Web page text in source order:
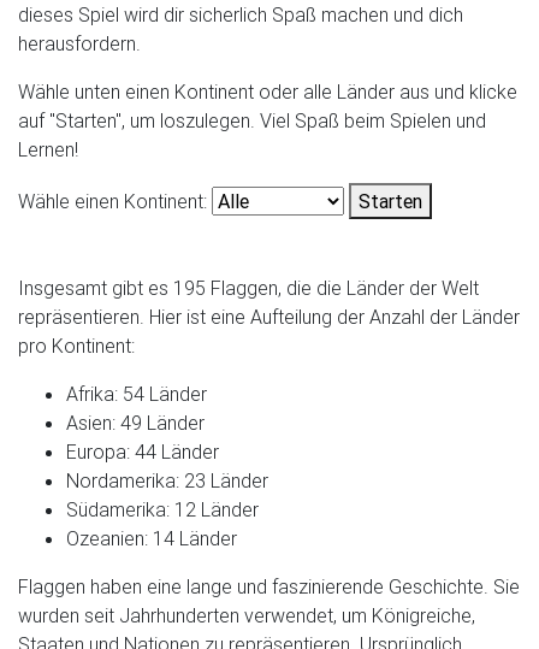
dieses Spiel wird dir sicherlich Spaß machen und dich
herausfordern.
Wähle unten einen Kontinent oder alle Länder aus und klicke
auf "Starten", um loszulegen. Viel Spaß beim Spielen und
Lernen!
Wähle einen Kontinent: Starten
Insgesamt gibt es 195 Flaggen, die die Länder der Welt
repräsentieren. Hier ist eine Aufteilung der Anzahl der Länder
pro Kontinent:
Afrika: 54 Länder
Asien: 49 Länder
Europa: 44 Länder
Nordamerika: 23 Länder
Südamerika: 12 Länder
Ozeanien: 14 Länder
Flaggen haben eine lange und faszinierende Geschichte. Sie
wurden seit Jahrhunderten verwendet, um Königreiche,
Staaten und Nationen zu repräsentieren. Ursprünglich